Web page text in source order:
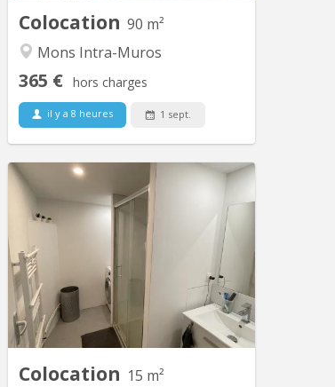
Colocation 90 m²
Mons Intra-Muros
365 € hors charges
il y a 8 heures 1 sept.
Colocation 15 m²
KM 1869
3 Chambres à louer pour étudiantes en
face des écoles UMONS et HEH. Déjà
deux chambre loué par deux filles et
cherche une troisième étudiante pour
la dernière chambre du 1er étage. Salle
de bain avec douche et machine à
laver. Cuisine équipée à partager.